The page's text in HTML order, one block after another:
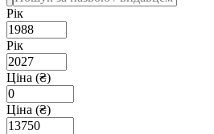
Рік
Рік
Ціна (₴)
Ціна (₴)